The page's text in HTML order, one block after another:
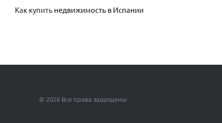
Как купить недвижимость в Испании
© 2026 Все права защищены